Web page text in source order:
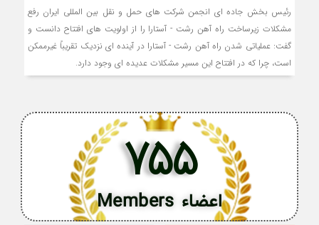
رئیس بخش جاده ای انجمن شرکت ‌های حمل و نقل بین المللی ایران رفع
مشکلات زیرساخت راه آهن رشت - آستارا را از اولویت ‌های افتتاح دانست و
گفت: عملیاتی شدن راه آهن رشت - آستارا در آینده ای نزدیک تقریباً غیرممکن
است، چرا که در افتتاح این مسیر مشکلات عدیده ای وجود دارد.
اعضاء Members
755